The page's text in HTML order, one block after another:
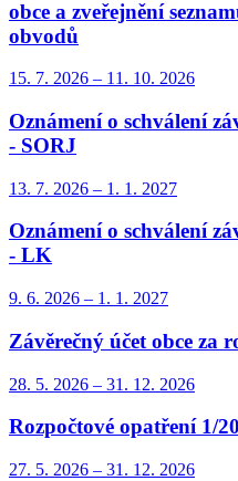
obce a zveřejnění
obvodů
15. 7. 2026 – 11. 10. 2026
Oznámení o schválení
- SORJ
13. 7. 2026 – 1. 1. 2027
Oznámení o schválení
- LK
9. 6. 2026 – 1. 1. 2027
Závěrečný účet obce za
28. 5. 2026 – 31. 12. 2026
Rozpočtové opatření 1/
27. 5. 2026 – 31. 12. 2026